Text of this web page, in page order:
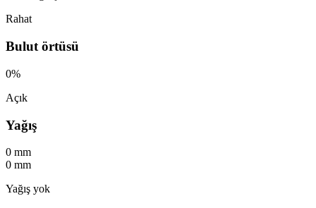
Rahat
Bulut örtüsü
0%
Açık
Yağış
0 mm
0 mm
Yağış yok